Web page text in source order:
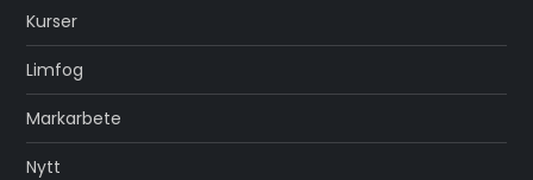
Kurser
Limfog
Markarbete
Nytt